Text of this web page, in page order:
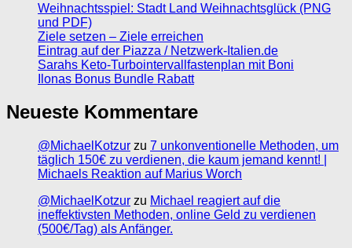
Weihnachtsspiel: Stadt Land Weihnachtsglück (PNG
und PDF)
Ziele setzen – Ziele erreichen
Eintrag auf der Piazza / Netzwerk-Italien.de
Sarahs Keto-Turbointervallfastenplan mit Boni
Ilonas Bonus Bundle Rabatt
Neueste Kommentare
@MichaelKotzur zu 7 unkonventionelle Methoden, um
täglich 150€ zu verdienen, die kaum jemand kennt! |
Michaels Reaktion auf Marius Worch
@MichaelKotzur zu Michael reagiert auf die
ineffektivsten Methoden, online Geld zu verdienen
(500€/Tag) als Anfänger.